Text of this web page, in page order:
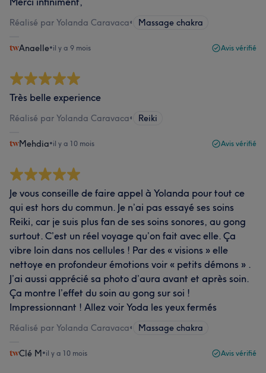
Réalisé par Yolanda Caravaca• Massage chakra
Anaelle•il y a 9 mois Avis vérifié
Très belle experience
Réalisé par Yolanda Caravaca• Reiki
Mehdia•il y a 10 mois Avis vérifié
Je vous conseille de faire appel à Yolanda pour tout ce
qui est hors du commun. Je n’ai pas essayé ses soins
Reiki, car je suis plus fan de ses soins sonores, au gong
surtout. C’est un réel voyage qu’on fait avec elle. Ça
vibre loin dans nos cellules ! Par des « visions » elle
nettoye en profondeur émotions voir « petits démons » .
J’ai aussi apprécié sa photo d’aura avant et après soin.
Ça montre l’effet du soin au gong sur soi !
Impressionnant ! Allez voir Yoda les yeux fermés
Réalisé par Yolanda Caravaca• Massage chakra
Clé M•il y a 10 mois Avis vérifié